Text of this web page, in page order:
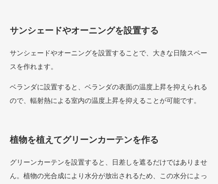
サンシェードやオーニングを設置する
サンシェードやオーニングを設置することで、大きな日陰スペー
スを作れます。
ベランダに設置すると、ベランダの表面の温度上昇を抑えられる
ので、輻射熱による室内の温度上昇を抑えることが可能です。
植物を植えてグリーンカーテンを作る
グリーンカーテンを設置すると、日差しを遮るだけではありませ
ん。植物の光合成により水分が放出されるため、この水分によっ